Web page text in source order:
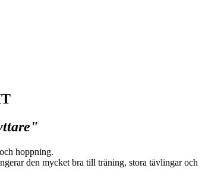
hoppning.
den mycket bra till träning, stora tävlingar och